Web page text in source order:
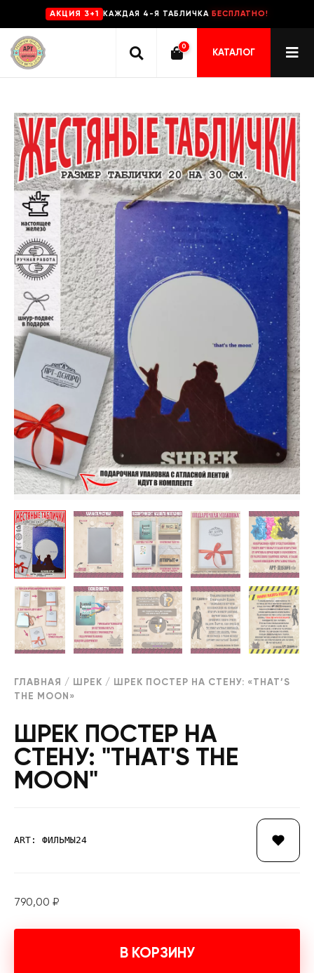
AKЦИЯ 3+1 КАЖДАЯ 4-Я ТАБЛИЧКА БЕСПЛАТНО!
0
КАТАЛОГ
ГЛАВНАЯ / ШРЕК / ШРЕК ПОСТЕР НА СТЕНУ: «THAT’S
THE MOON»
ШРЕК ПОСТЕР НА
СТЕНУ: "THAT'S THE
MOON"
ART: ФИЛЬМЫ24
790,00 ₽
В КОРЗИНУ